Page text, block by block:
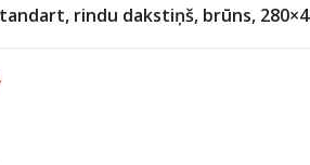
rindu dakstiņš, brūns,